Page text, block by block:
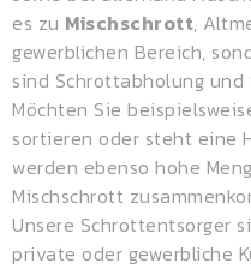
es zu Mischschrott,
gewerblichen Bereich,
sind Schrottabholung
Möchten Sie
sortieren oder steht eine
werden ebenso hohe
Mischschrott
Unsere Schrottentsorger
private oder gewerbliche